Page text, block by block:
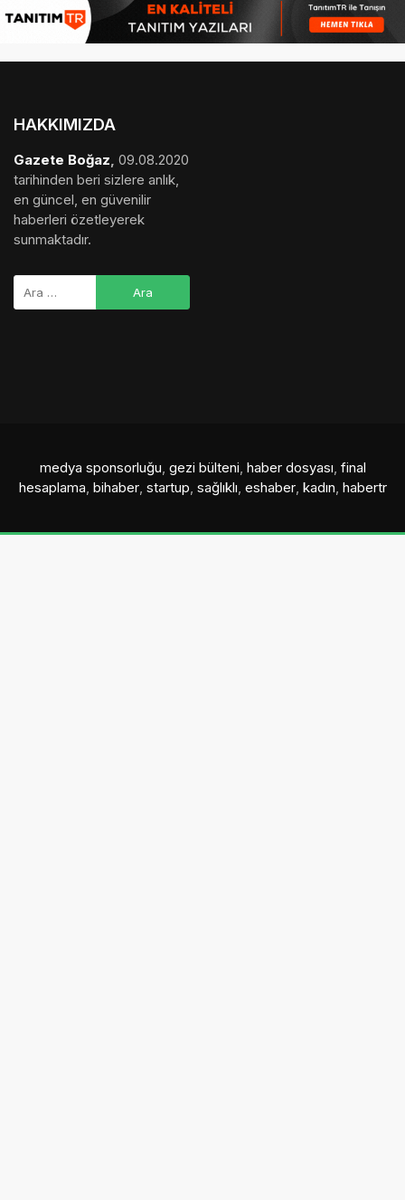
HAKKIMIZDA
Gazete Boğaz, 09.08.2020
tarihinden beri sizlere anlık,
en güncel, en güvenilir
haberleri özetleyerek
sunmaktadır.
medya sponsorluğu, gezi bülteni, haber dosyası, final
hesaplama, bihaber, startup, sağlıklı, eshaber, kadın, habertr